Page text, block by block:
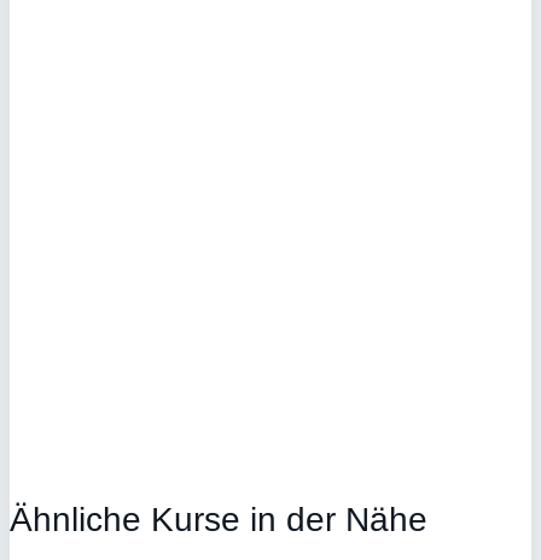
Ähnliche Kurse in der Nähe